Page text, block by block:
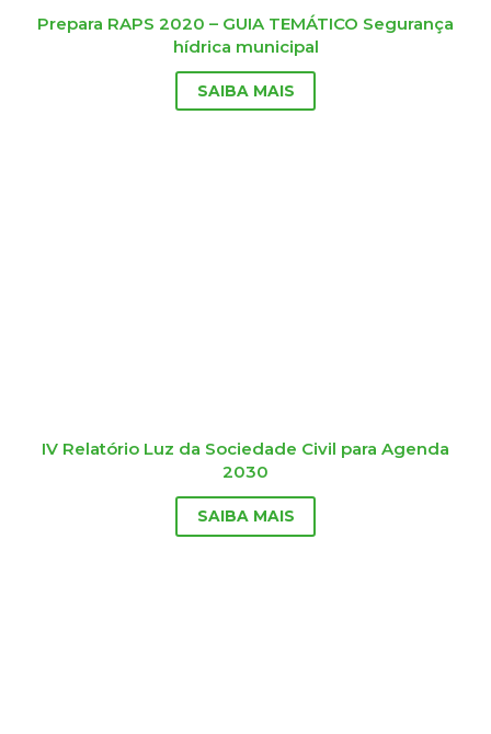
Prepara RAPS 2020 – GUIA TEMÁTICO Segurança
hídrica municipal
SAIBA MAIS
IV Relatório Luz da Sociedade Civil para Agenda
2030
SAIBA MAIS